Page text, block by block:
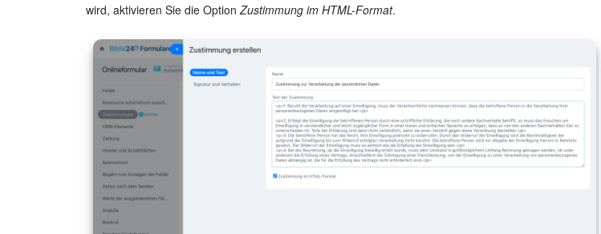
wird, aktivieren Sie die Option Zustimmung im HTML-Format.